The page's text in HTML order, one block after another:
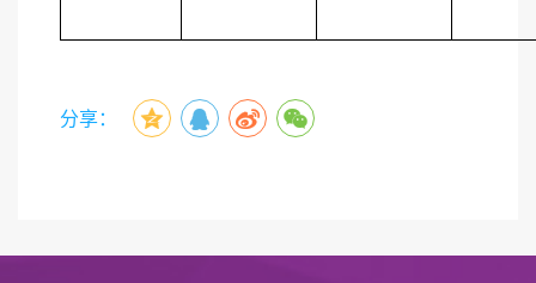
分享：